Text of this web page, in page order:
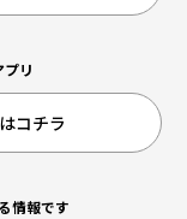
リ
コチラ
情報です